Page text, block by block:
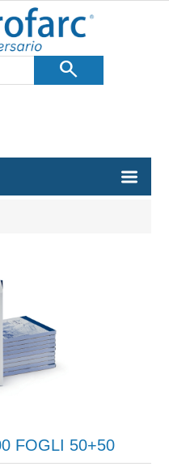
search
FOGLI 50+50